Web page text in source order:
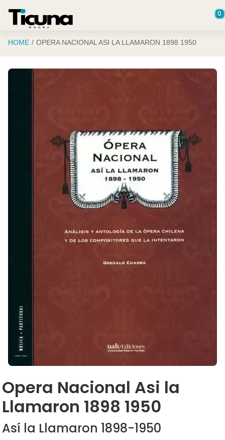
0
HOME OPERA NACIONAL ASI LA LLAMARON 1898 1950
Opera Nacional Asi la
Llamaron 1898 1950
Así la Llamaron 1898-1950